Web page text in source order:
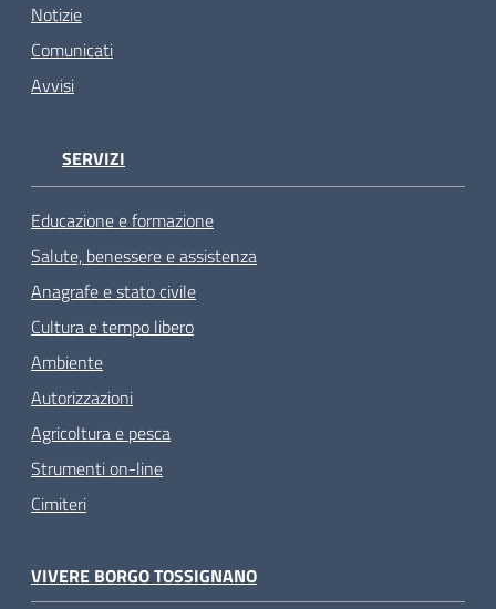
Notizie
Comunicati
Avvisi
SERVIZI
Educazione e formazione
Salute, benessere e assistenza
Anagrafe e stato civile
Cultura e tempo libero
Ambiente
Autorizzazioni
Agricoltura e pesca
Strumenti on-line
Cimiteri
VIVERE BORGO TOSSIGNANO